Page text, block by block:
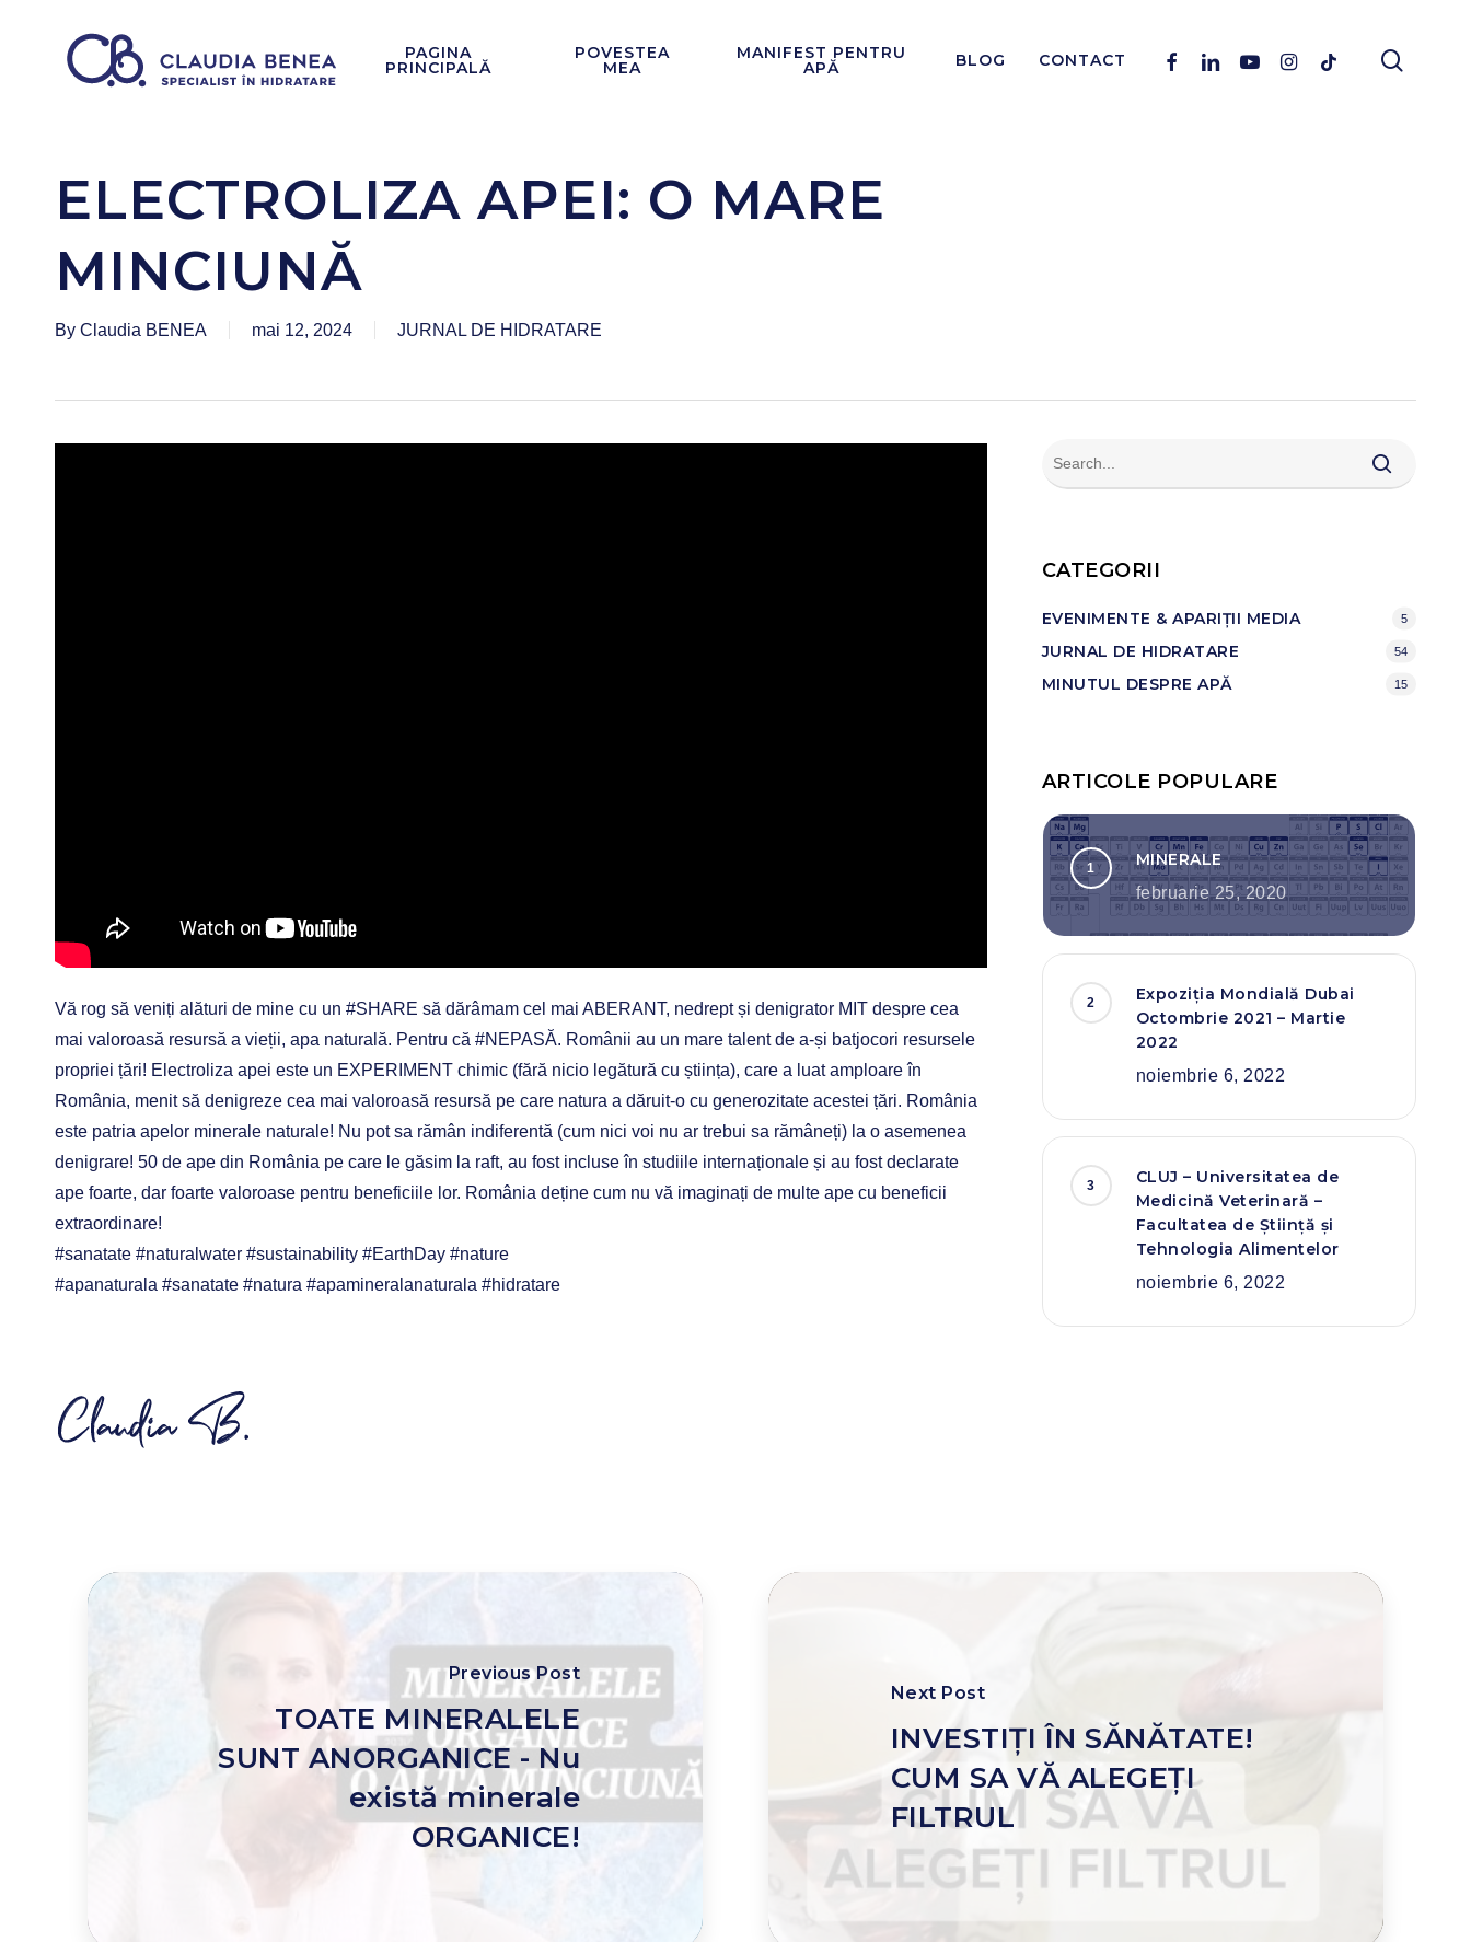
PAGINA
PRINCIPALĂ
POVESTEA
MEA
MANIFEST PENTRU
APĂ BLOG CONTACT Facebook
LinkedinYoutubeInstagram
Tiktok
ELECTROLIZA APEI: O MARE
MINCIUNĂ
By Claudia BENEA mai 12, 2024 JURNAL DE HIDRATARE
Vă rog să veniți alături de mine cu un #SHARE să dărâmam cel mai ABERANT, nedrept și denigrator MIT despre cea
mai valoroasă resursă a vieții, apa naturală. Pentru că #NEPASĂ. Românii au un mare talent de a-și batjocori resursele
propriei țări! Electroliza apei este un EXPERIMENT chimic (fără nicio legătură cu știința), care a luat amploare în
România, menit să denigreze cea mai valoroasă resursă pe care natura a dăruit-o cu generozitate acestei țări. România
este patria apelor minerale naturale! Nu pot sa rămân indiferentă (cum nici voi nu ar trebui sa rămâneți) la o asemenea
denigrare! 50 de ape din România pe care le găsim la raft, au fost incluse în studiile internaționale și au fost declarate
ape foarte, dar foarte valoroase pentru beneficiile lor. România deține cum nu vă imaginați de multe ape cu beneficii
extraordinare!
#sanatate #naturalwater #sustainability #EarthDay #nature
#apanaturala #sanatate #natura #apamineralanaturala #hidratare
CATEGORII
EVENIMENTE & APARIȚII MEDIA 5
JURNAL DE HIDRATARE 54
MINUTUL DESPRE APĂ 15
ARTICOLE POPULARE
MINERALE
februarie 25, 2020
Expoziția Mondială Dubai
Octombrie 2021 – Martie
2022
noiembrie 6, 2022
CLUJ – Universitatea de
Medicină Veterinară –
Facultatea de Știință și
Tehnologia Alimentelor
noiembrie 6, 2022
Previous Post
TOATE MINERALELE
SUNT ANORGANICE - Nu
există minerale
ORGANICE!
Next Post
INVESTIȚI ÎN SĂNĂTATE!
CUM SA VĂ ALEGEȚI
FILTRUL